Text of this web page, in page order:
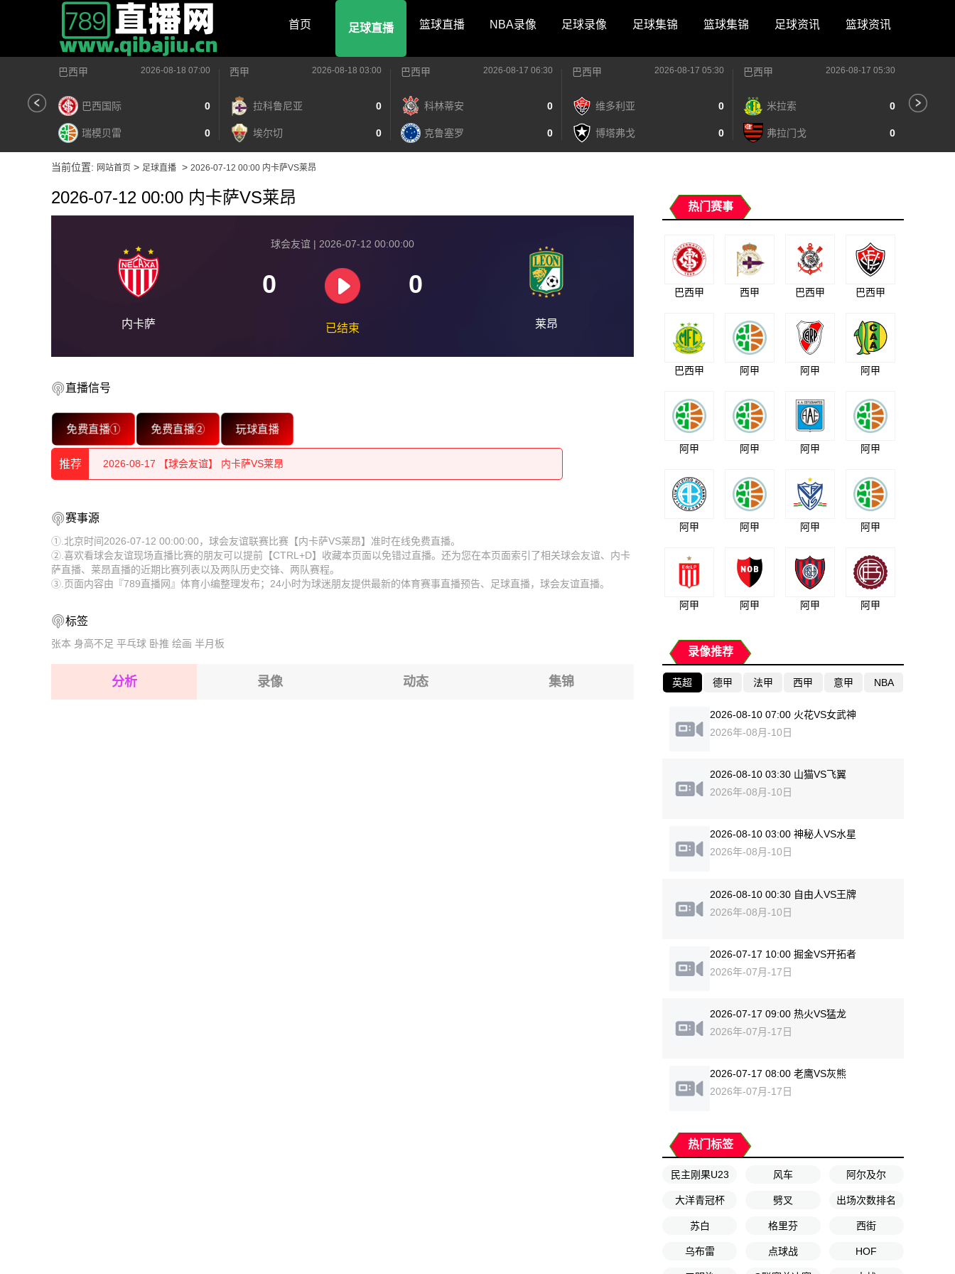
首页 足球直播 篮球直播 NBA录像 足球录像 足球集锦 篮球集锦 足球资讯 篮球资讯
巴西甲 2026-08-18 07:00
巴西国际 0
瑞模贝雷 0
西甲 2026-08-18 03:00
拉科鲁尼亚 0
埃尔切 0
巴西甲 2026-08-17 06:30
科林蒂安 0
克鲁塞罗 0
巴西甲 2026-08-17 05:30
维多利亚 0
博塔弗戈 0
巴西甲 2026-08-17 05:30
米拉索 0
弗拉门戈 0
当前位置: 网站首页 > 足球直播 > 2026-07-12 00:00 内卡萨VS莱昂
2026-07-12 00:00 内卡萨VS莱昂
内卡萨
球会友谊 | 2026-07-12 00:00:00
0 0
已结束 莱昂
直播信号
免费直播① 免费直播② 玩球直播
推荐
2026-08-18 【球会友谊】 内卡萨VS莱昂
2026-08-17 【球会友谊】 内卡萨VS莱昂
2026-08-17 【球会友谊】 内卡萨VS莱昂
2026-08-17 【球会友谊】 内卡萨VS莱昂
2026-08-17 【球会友谊】 内卡萨VS莱昂
2026-08-17 【球会友谊】 内卡萨VS莱昂
2026-08-17 【球会友谊】 内卡萨VS莱昂
2026-08-17 【球会友谊】 内卡萨VS莱昂
2026-08-17 【球会友谊】 内卡萨VS莱昂
2026-08-17 【球会友谊】 内卡萨VS莱昂
赛事源
①.北京时间2026-07-12 00:00:00，球会友谊联赛比赛【内卡萨VS莱昂】准时在线免费直播。
②.喜欢看球会友谊现场直播比赛的朋友可以提前【CTRL+D】收藏本页面以免错过直播。还为您在本页面索引了相关球会友谊、内卡
萨直播、莱昂直播的近期比赛列表以及两队历史交锋、两队赛程。
③.页面内容由『789直播网』体育小编整理发布；24小时为球迷朋友提供最新的体育赛事直播预告、足球直播，球会友谊直播。
标签
张本 身高不足 平乓球 卧推 绘画 半月板
分析 录像 动态 集锦
热门赛事
巴西甲 西甲 巴西甲 巴西甲
巴西甲 阿甲 阿甲 阿甲
阿甲 阿甲 阿甲 阿甲
阿甲 阿甲 阿甲 阿甲
阿甲 阿甲 阿甲 阿甲
录像推荐
英超 德甲 法甲 西甲 意甲 NBA
2026-08-10 07:00 火花VS女武神
2026年-08月-10日
2026-08-10 03:30 山猫VS飞翼
2026年-08月-10日
2026-08-10 03:00 神秘人VS水星
2026年-08月-10日
2026-08-10 00:30 自由人VS王牌
2026年-08月-10日
2026-07-17 10:00 掘金VS开拓者
2026年-07月-17日
2026-07-17 09:00 热火VS猛龙
2026年-07月-17日
2026-07-17 08:00 老鹰VS灰熊
2026年-07月-17日
热门标签
民主刚果U23 风车 阿尔及尔
大洋青冠杯 劈叉 出场次数排名
苏白 格里芬 西街
乌布雷 点球战 HOF